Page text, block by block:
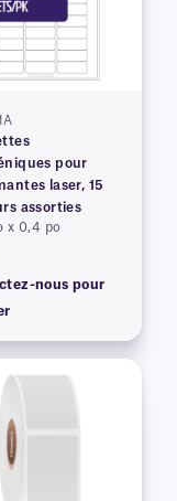
pour
laser, 15
assorties
x 0,4 po
nous pour